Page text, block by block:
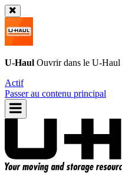
U-Haul Ouvrir dans le U-Haul
Actif
Passer au contenu principal